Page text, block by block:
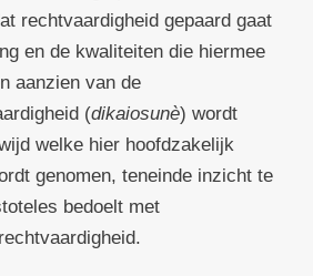
rechtvaardigheid gepaard gaat
en de kwaliteiten die hiermee
aanzien van de
(dikaiosunè) wordt
welke hier hoofdzakelijk
genomen, teneinde inzicht te
bedoelt met